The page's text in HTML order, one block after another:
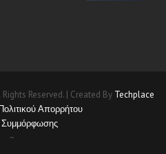
Reserved. | Created By Techplace
Απορρήτου
~